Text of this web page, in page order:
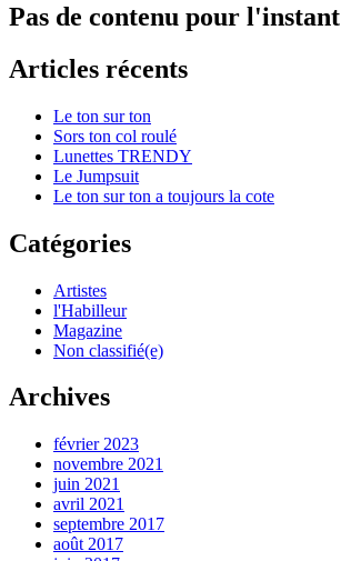
Pas de contenu pour l'instant
Articles récents
Le ton sur ton
Sors ton col roulé
Lunettes TRENDY
Le Jumpsuit
Le ton sur ton a toujours la cote
Catégories
Artistes
l'Habilleur
Magazine
Non classifié(e)
Archives
février 2023
novembre 2021
juin 2021
avril 2021
septembre 2017
août 2017